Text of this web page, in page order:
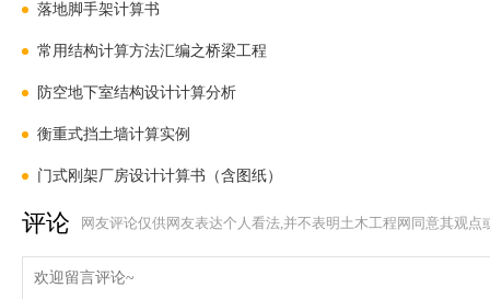
落地脚手架计算书
常用结构计算方法汇编之桥梁工程
防空地下室结构设计计算分析
衡重式挡土墙计算实例
门式刚架厂房设计计算书（含图纸）
评论 网友评论仅供网友表达个人看法,并不表明土木工程网同意其观点